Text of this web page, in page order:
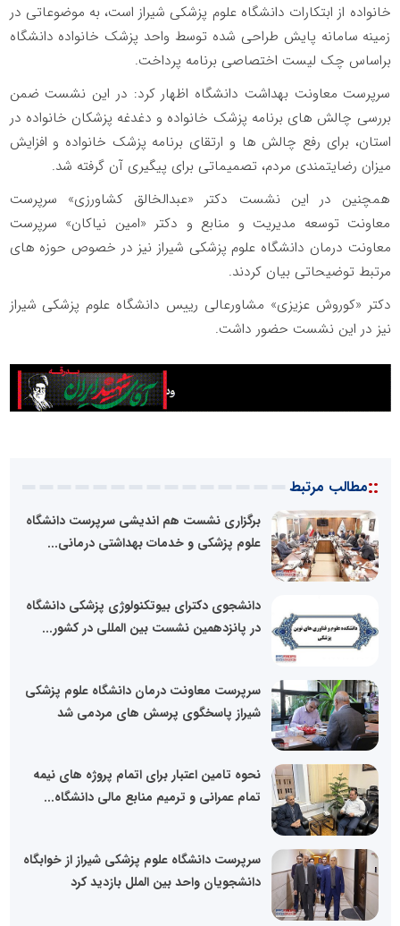
خانواده از ابتکارات دانشگاه علوم پزشکی شیراز است، به موضوعاتی در
زمینه سامانه پایش طراحی شده توسط واحد پزشک خانواده دانشگاه
براساس چک لیست اختصاصی برنامه پرداخت.
سرپرست معاونت بهداشت دانشگاه اظهار کرد: در این نشست ضمن
بررسی چالش های برنامه پزشک خانواده و دغدغه پزشکان خانواده در
استان، برای رفع چالش ها و ارتقای برنامه پزشک خانواده و افزایش
میزان رضایتمندی مردم، تصمیماتی برای پیگیری آن گرفته شد.
همچنین در این نشست دکتر «عبدالخالق کشاورزی» سرپرست
معاونت توسعه مدیریت و منابع و دکتر «امین نیاکان» سرپرست
معاونت درمان دانشگاه علوم پزشکی شیراز نیز در خصوص حوزه های
مرتبط توضیحاتی بیان کردند.
دکتر «کوروش عزیزی» مشاورعالی رییس دانشگاه علوم پزشکی شیراز
نیز در این نشست حضور داشت.
::مطالب مرتبط
برگزاری نشست هم اندیشی سرپرست دانشگاه
علوم پزشکی و خدمات بهداشتی درمانی...
دانشجوی دکترای بیوتکنولوژی پزشکی دانشگاه
در پانزدهمین نشست بین المللی در کشور...
سرپرست معاونت درمان دانشگاه علوم پزشکی
شیراز پاسخگوی پرسش های مردمی شد
نحوه تامین اعتبار برای اتمام پروژه های نیمه
تمام عمرانی و ترمیم منابع مالی دانشگاه...
سرپرست دانشگاه علوم پزشکی شیراز از خوابگاه
دانشجویان واحد بین الملل بازدید کرد